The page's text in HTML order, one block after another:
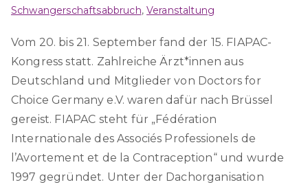
Schwangerschaftsabbruch,Veranstaltung
Vom 20. bis 21. September fand der 15. FIAPAC-
Kongress statt. Zahlreiche Ärzt*innen aus
Deutschland und Mitglieder von Doctors for
Choice Germany e.V. waren dafür nach Brüssel
gereist. FIAPAC steht für „Fédération
Internationale des Associés Professionels de
l’Avortement et de la Contraception“ und wurde
1997 gegründet. Unter der Dachorganisation